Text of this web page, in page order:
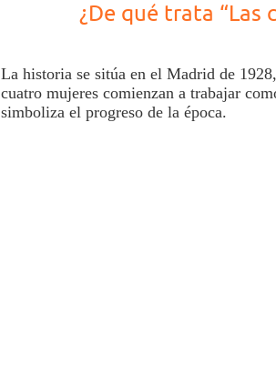
¿De qué trata “Las
La historia se sitúa en el Madrid de
cuatro mujeres comienzan a trabajar
simboliza el progreso de la época.